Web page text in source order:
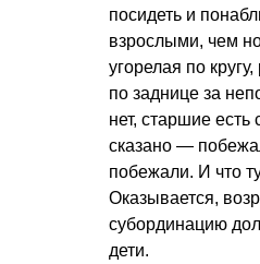
посидеть и
взрослыми, чем
угорелая по
по заднице за
нет, старшие
сказано —
побежали. И что
Оказывается,
субординацию
дети.